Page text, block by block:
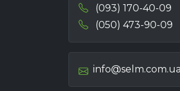
(093) 170-40-09
(050) 473-90-09
info@selm.com.ua